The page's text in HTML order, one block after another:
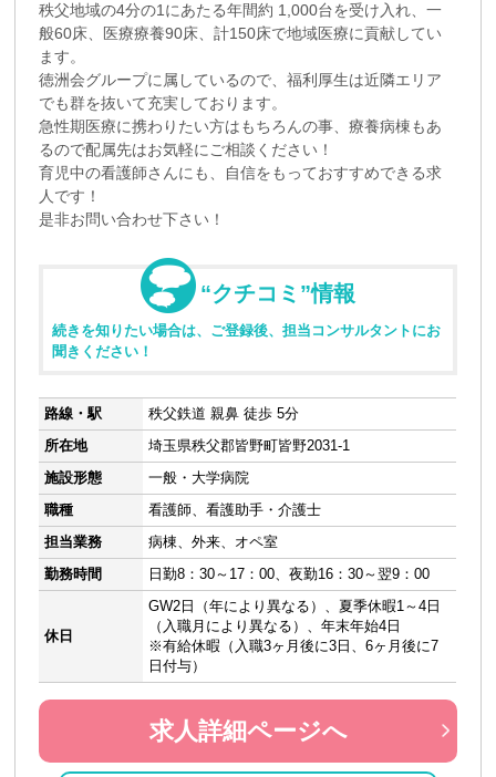
秩父地域の4分の1にあたる年間約 1,000台を受け入れ、一
般60床、医療療養90床、計150床で地域医療に貢献してい
ます。
徳洲会グループに属しているので、福利厚生は近隣エリア
でも群を抜いて充実しております。
急性期医療に携わりたい方はもちろんの事、療養病棟もあ
るので配属先はお気軽にご相談ください！
育児中の看護師さんにも、自信をもっておすすめできる求
人です！
是非お問い合わせ下さい！
“クチコミ”情報
続きを知りたい場合は、ご登録後、担当コンサルタントにお
聞きください！
路線・駅
秩父鉄道 親鼻 徒歩 5分
所在地
埼玉県秩父郡皆野町皆野2031-1
施設形態
一般・大学病院
職種
看護師、看護助手・介護士
担当業務
病棟、外来、オペ室
勤務時間
日勤8：30～17：00、夜勤16：30～翌9：00
休日
GW2日（年により異なる）、夏季休暇1～4日
（入職月により異なる）、年末年始4日
※有給休暇（入職3ヶ月後に3日、6ヶ月後に7
日付与）
求人詳細ページへ